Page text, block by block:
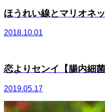
ほうれい線とマリオネ
2018.10.01
恋よりセンイ【腸内細
2019.05.17